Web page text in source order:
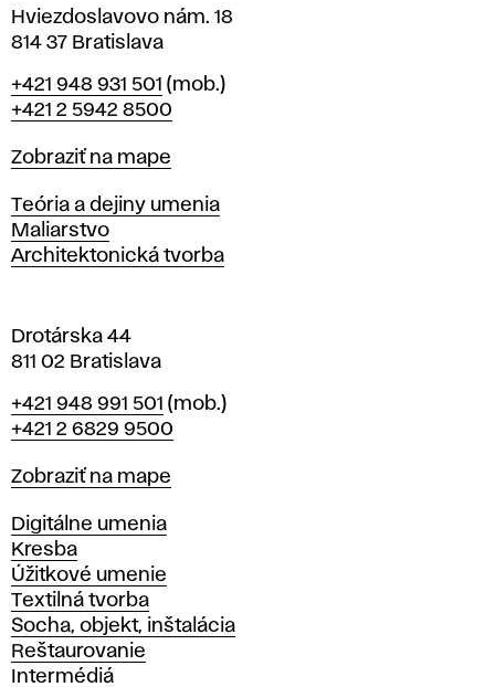
v
r
a
i
l
a
v
Hviezdoslavovo nám. 18
814 37 Bratislava
Telefón
+421 948 931 501 (mob.)
+421 2 5942 8500
Mapa
Zobraziť na mape
Katedry
Teória a dejiny umenia
Maliarstvo
Architektonická tvorba
Drotárska 44
811 02 Bratislava
Telefón
+421 948 991 501 (mob.)
+421 2 6829 9500
Mapa
Zobraziť na mape
Katedry
Digitálne umenia
Kresba
Úžitkové umenie
Textilná tvorba
Socha, objekt, inštalácia
Reštaurovanie
Intermédiá